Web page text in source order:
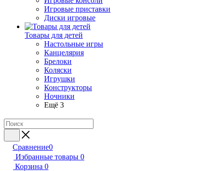
Игровые приставки
Диски игровые
Товары для детей
Настольные игры
Канцелярия
Брелоки
Коляски
Игрушки
Конструкторы
Ночники
Ещё 3
Сравнение0
Избранные товары 0
Корзина 0